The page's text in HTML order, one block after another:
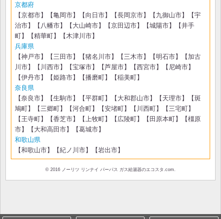
京都府
【京都市】【亀岡市】【向日市】【長岡京市】【九御山市】【宇
治市】【八幡市】【大山崎市】【京田辺市】【城陽市】【井手
町】【精華町】【木津川市】
兵庫県
【神戸市】【三田市】【猪名川市】【三木市】【明石市】【加古
川市】【川西市】【宝塚市】【芦屋市】【西宮市】【尼崎市】
【伊丹市】【姫路市】【播磨町】【稲美町】
奈良県
【奈良市】【生駒市】【平群町】【大和郡山市】【天理市】【斑
鳩町】【三郷町】【河合町】【安堵町】【川西町】【三宅町】
【王寺町】【香芝市】【上牧町】【広陵町】【田原本町】【橿原
市】【大和高田市】【葛城市】
和歌山県
【和歌山市】【紀ノ川市】【岩出市】
© 2016 ノーリツ リンナイ パーパス ガス給湯器のエコスタ.com.